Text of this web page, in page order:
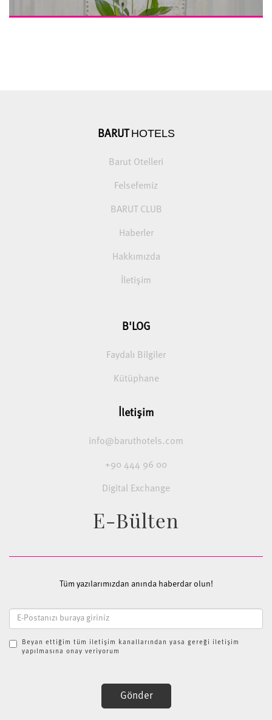
BARUT HOTELS
Barut Otelleri
Felsefemiz
BARUT CLUB
Haberler
Hakkımızda
İletişim
B'LOG
Faydalı Bilgiler
Kütüphane
İletişim
info@baruthotels.com
+90 444 96 00
Digital Exchange
E-Bülten
Tüm yazılarımızdan anında haberdar olun!
Beyan ettiğim tüm iletişim kanallarından yasa gereği iletişim
yapılmasına onay veriyorum